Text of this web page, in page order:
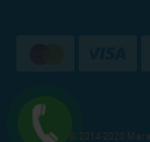
© 2014-2020